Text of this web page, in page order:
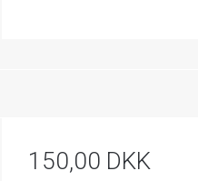
150,00 DKK